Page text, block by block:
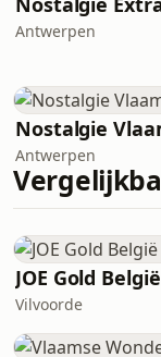
Antwerpen
Nostalgie
Antwerpen
JOE Gold België
Vilvoorde